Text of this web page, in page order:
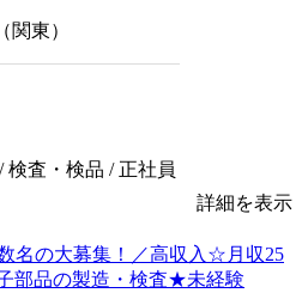
東）
検査・検品 / 正社員
詳細を表示